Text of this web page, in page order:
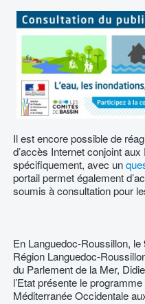
Il est encore possible de
d’accès Internet conjoint
spécifiquement, avec un
portail permet également
soumis à consultation pour
En Languedoc-Roussillon,
Région Languedoc-
du Parlement de la Mer,
l’Etat présente le
Méditerranée Occidentale